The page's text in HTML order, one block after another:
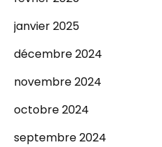
janvier 2025
décembre 2024
novembre 2024
octobre 2024
septembre 2024